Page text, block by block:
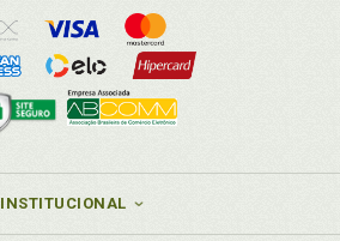
INSTITUCIONAL